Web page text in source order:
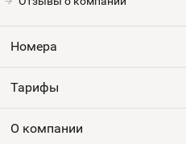
Номера
Все номера
Тарифы
Выгодные тарифы
О компании